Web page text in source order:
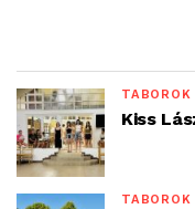
TÁBOROK
Kiss
TÁBOROK